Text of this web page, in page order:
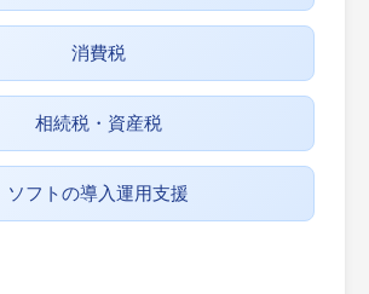
消費税
相続税・資産税
ソフトの導入運用支援